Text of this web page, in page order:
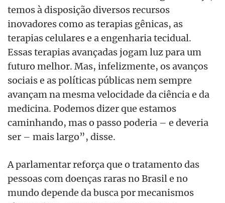
temos à disposição diversos recursos
inovadores como as terapias gênicas, as
terapias celulares e a engenharia tecidual.
Essas terapias avançadas jogam luz para um
futuro melhor. Mas, infelizmente, os avanços
sociais e as políticas públicas nem sempre
avançam na mesma velocidade da ciência e da
medicina. Podemos dizer que estamos
caminhando, mas o passo poderia – e deveria
ser – mais largo”, disse.
A parlamentar reforça que o tratamento das
pessoas com doenças raras no Brasil e no
mundo depende da busca por mecanismos